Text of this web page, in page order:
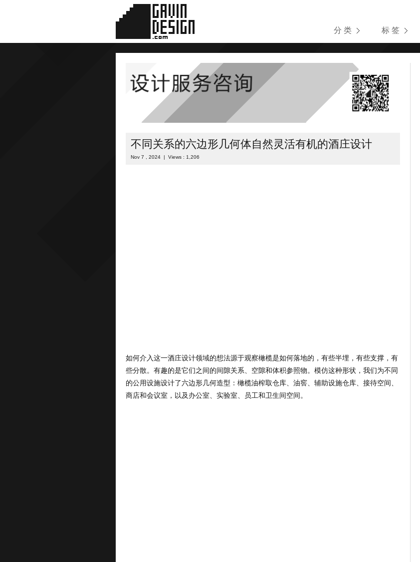
分 类 标 签
不同关系的六边形几何体自然灵活有机的酒庄设计
Nov 7 , 2024 | Views : 1,206
如何介入这一酒庄设计领域的想法源于观察橄榄是如何落地的，有些半埋，有些支撑，有
些分散。有趣的是它们之间的间隙关系、空隙和体积参照物。模仿这种形状，我们为不同
的公用设施设计了六边形几何造型：橄榄油榨取仓库、油窖、辅助设施仓库、接待空间、
商店和会议室，以及办公室、实验室、员工和卫生间空间。